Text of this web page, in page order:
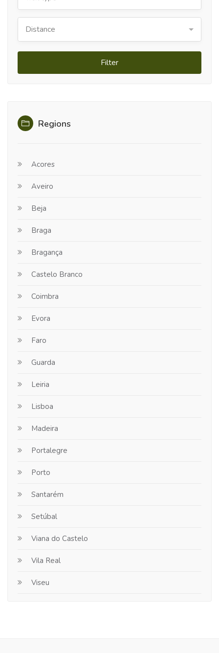
Distance
Filter
Regions
Acores
Aveiro
Beja
Braga
Bragança
Castelo Branco
Coimbra
Evora
Faro
Guarda
Leiria
Lisboa
Madeira
Portalegre
Porto
Santarém
Setúbal
Viana do Castelo
Vila Real
Viseu